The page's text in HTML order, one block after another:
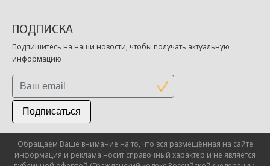
ПОДПИСКА
Подпишитесь на наши новости, чтобы получать актуальную
информацию
Подписаться
Обращаем Ваше внимание на то, что вся размещённая на сайте
информация и реклама носит справочный характер и не является